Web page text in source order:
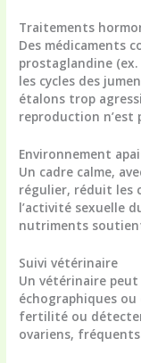
Traitements
Des médicaments
prostaglandine
les cycles des
étalons trop
reproduction n’est
Environnement
Un cadre calme,
régulier, réduit les
l’activité sexuelle
nutriments
Suivi vétérinaire
Un vétérinaire
échographiques
fertilité ou détecter
ovariens,